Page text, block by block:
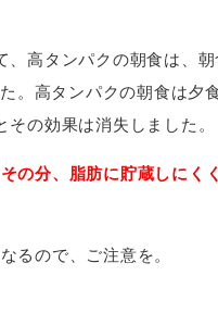
、高タンパクの朝食は、朝
。高タンパクの朝食は夕
の効果は消失しました。
の分、脂肪に貯蔵しにく
るので、ご注意を。